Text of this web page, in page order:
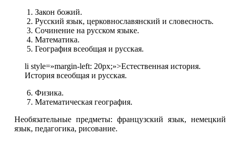
Закон божий.
Русский язык, церковнославянский и словесность.
Сочинение на русском языке.
Математика.
География всеобщая и русская.
li style=»margin-left: 20px;»>Естественная история.
История всеобщая и русская.
Физика.
Математическая география.
Необязательные предметы: французский язык, немецкий
язык, педагогика, рисование.